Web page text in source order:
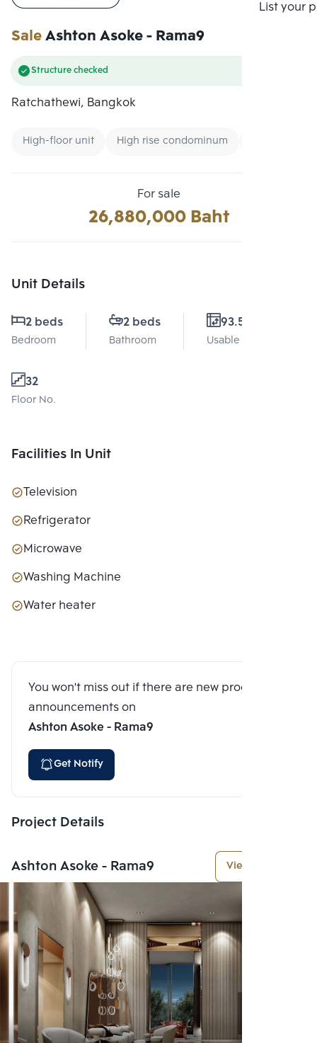
List your
SaleAshton Asoke - Rama9
Structure checked
Ratchathewi, Bangkok
High-floor unit High rise condominum
For sale
26,880,000 Baht
Unit Details
2 beds
Bedroom
2 beds
Bathroom
93.54 Sq.m.
Usable area
32
Floor No.
Facilities In Unit
Television
Refrigerator
Microwave
Washing Machine
Water heater
You won't miss out if there are new program
announcements on
Ashton Asoke - Rama9
Get Notify
Project Details
Ashton Asoke - Rama9 View More